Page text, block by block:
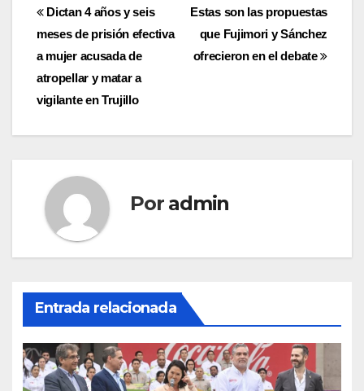
Navegación
de
entradas
Estas son las propuestas
que Fujimori y Sánchez
ofrecieron en el debate
Dictan 4 años y seis
meses de prisión efectiva
a mujer acusada de
atropellar y matar a
vigilante en Trujillo
Por admin
Entrada relacionada